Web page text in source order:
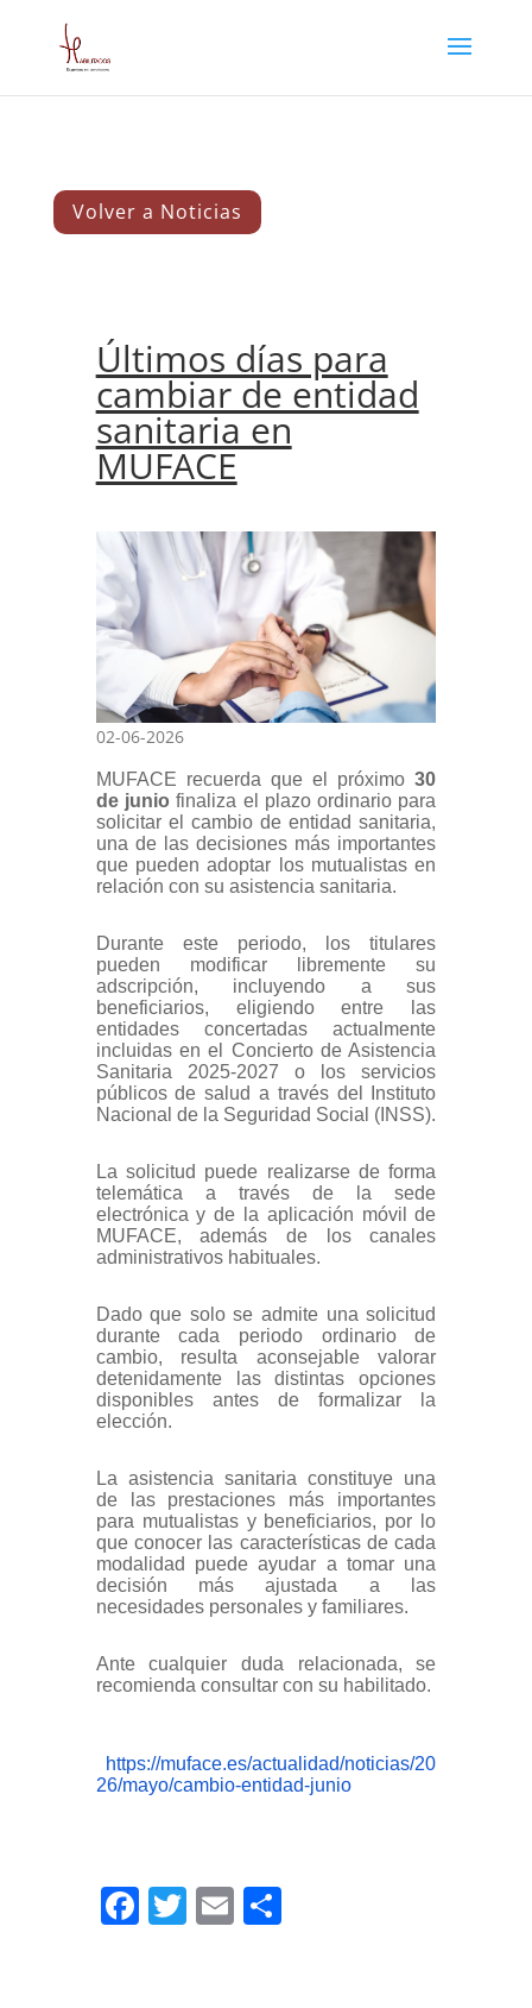
Volver a Noticias
Últimos días para
cambiar de entidad
sanitaria en
MUFACE
02-06-2026
MUFACE recuerda que el próximo30
de junio finaliza el plazo ordinario para
solicitar el cambio de entidad sanitaria,
una de las decisiones más importantes
que pueden adoptar los mutualistas en
relación con su asistencia sanitaria.
Durante este periodo, los titulares
pueden modificar libremente su
adscripción, incluyendo a sus
beneficiarios, eligiendo entre las
entidades concertadas actualmente
incluidas en el Concierto de Asistencia
Sanitaria 2025-2027 o los servicios
públicos de salud a través del Instituto
Nacional de la Seguridad Social (INSS).
La solicitud puede realizarse de forma
telemática a través de la sede
electrónica y de la aplicación móvil de
MUFACE, además de los canales
administrativos habituales.
Dado que solo se admite una solicitud
durante cada periodo ordinario de
cambio, resulta aconsejable valorar
detenidamente las distintas opciones
disponibles antes de formalizar la
elección.
La asistencia sanitaria constituye una
de las prestaciones más importantes
para mutualistas y beneficiarios, por lo
que conocer las características de cada
modalidad puede ayudar a tomar una
decisión más ajustada a las
necesidades personales y familiares.
Ante cualquier duda relacionada, se
recomienda consultar con su habilitado.
https://muface.es/actualidad/noticias/20
26/mayo/cambio-entidad-junio
Facebook
Twitter
EmailCompartir